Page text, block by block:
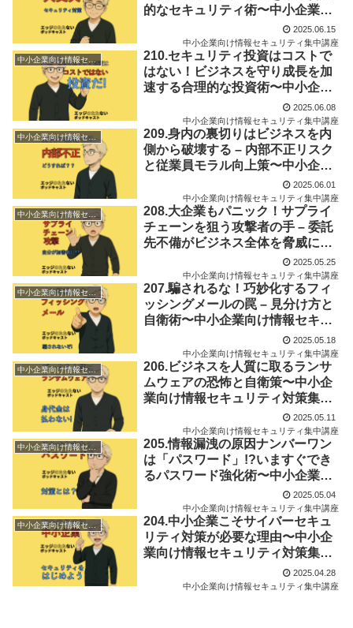
的なセキュリティ術〜中小企業向
け情報セキュリティ対策集中講座
2025.06.15
中小企業向け情報セキュリティ集中講座
中小企業向け情報セキュリティ集中講座
210.セキュリティ投資はコストで
はない！ビジネスを守り成長を加
速する合理的な投資術〜中小企業
向け情報セキュリティ対策集中講
座Vol.07
2025.06.08
中小企業向け情報セキュリティ集中講座
中小企業向け情報セキュリティ集中講座
209.身内の裏切りはビジネスを内
側から破壊する – 内部不正リスク
と従業員モラル向上策〜中小企業
向け情報セキュリティ対策集中講
座Vol.06
2025.06.01
中小企業向け情報セキュリティ集中講座
中小企業向け情報セキュリティ集中講座
208.大企業もパニック！サプライ
チェーンを狙う攻撃者の手 – 委託
先不備がビジネス全体を脅威に〜
中小企業向け情報セキュリティ対
策集中講座Vol.05
2025.05.25
中小企業向け情報セキュリティ集中講座
中小企業向け情報セキュリティ集中講座
207.騙されるな！巧妙化するフィ
ッシングメールの罠 – 見分け方と
自衛術〜中小企業向け情報セキュ
リティ対策集中講座Vol.042025.05.18
中小企業向け情報セキュリティ集中講座
中小企業向け情報セキュリティ集中講座
206.ビジネスを人質に取るランサ
ムウェアの恐怖と自衛策〜中小企
業向け情報セキュリティ対策集中
2025.05.11
中小企業向け情報セキュリティ集中講座
中小企業向け情報セキュリティ集中講座
205.情報漏洩の原因ナンバーワン
は「パスワード」!?いますぐでき
るパスワード強化術〜中小企業向
け情報セキュリティ対策集中講座
2025.05.04
中小企業向け情報セキュリティ集中講座
204.中小企業こそサイバーセキュ
リティ対策が必要な理由〜中小企
業向け情報セキュリティ対策集中
2025.04.28
中小企業向け情報セキュリティ集中講座